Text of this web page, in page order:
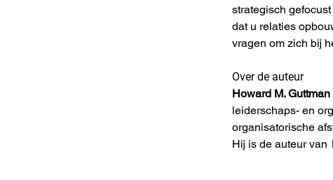
strategisch
dat u relaties
vragen om zich bij
Over de auteur
Howard M. Guttman
leiderschaps- en
organisatorische
Hij is de auteur van